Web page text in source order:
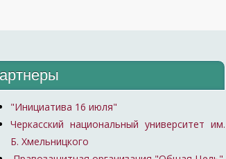
"Инициатива 16 июля"
Черкасский национальный университет им.
Б. Хмельницкого